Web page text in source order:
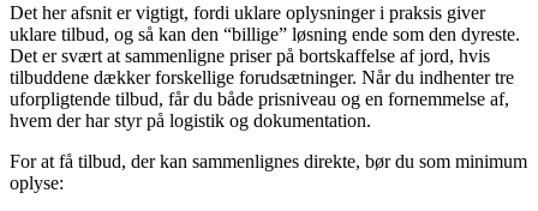
Det her afsnit er vigtigt, fordi uklare oplysninger i praksis giver
uklare tilbud, og så kan den “billige” løsning ende som den dyreste.
Det er svært at sammenligne priser på bortskaffelse af jord, hvis
tilbuddene dækker forskellige forudsætninger. Når du indhenter tre
uforpligtende tilbud, får du både prisniveau og en fornemmelse af,
hvem der har styr på logistik og dokumentation.
For at få tilbud, der kan sammenlignes direkte, bør du som minimum
oplyse: